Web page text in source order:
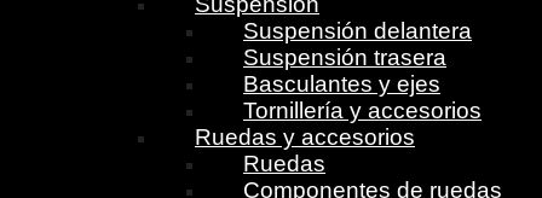
Suspensión delantera
Suspensión trasera
Basculantes y ejes
Tornillería y accesorios
Ruedas y accesorios
Ruedas
Componentes de ruedas